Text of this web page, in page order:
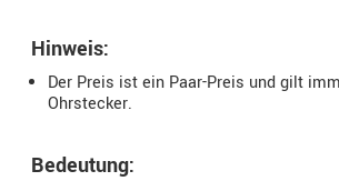
Hinweis:
Der Preis ist ein Paar-Preis und gilt
Ohrstecker.
Bedeutung: